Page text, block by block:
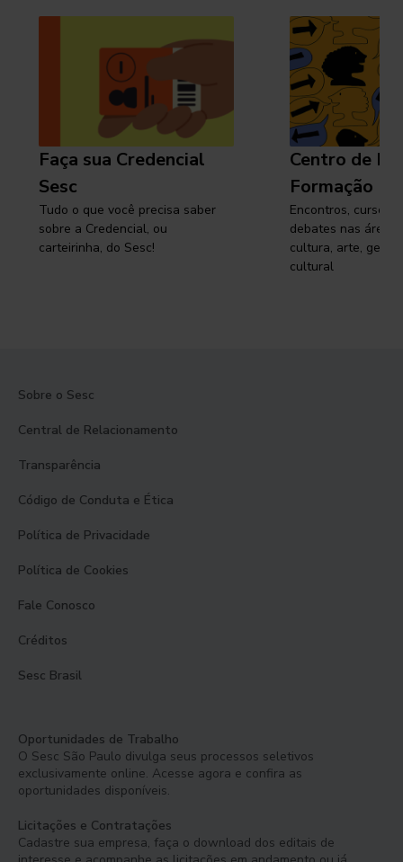
Faça sua Credencial
Sesc
Tudo o que você precisa saber
sobre a Credencial, ou
carteirinha, do Sesc!
Centro de
Formação
Encontros, cursos,
debates nas áreas
cultura, arte,
cultural
Sobre o Sesc
Central de Relacionamento
Transparência
Código de Conduta e Ética
Política de Privacidade
Política de Cookies
Fale Conosco
Créditos
Sesc Brasil
Oportunidades de Trabalho
O Sesc São Paulo divulga seus processos seletivos
exclusivamente online. Acesse agora e confira as
oportunidades disponíveis.
Licitações e Contratações
Cadastre sua empresa, faça o download dos editais de